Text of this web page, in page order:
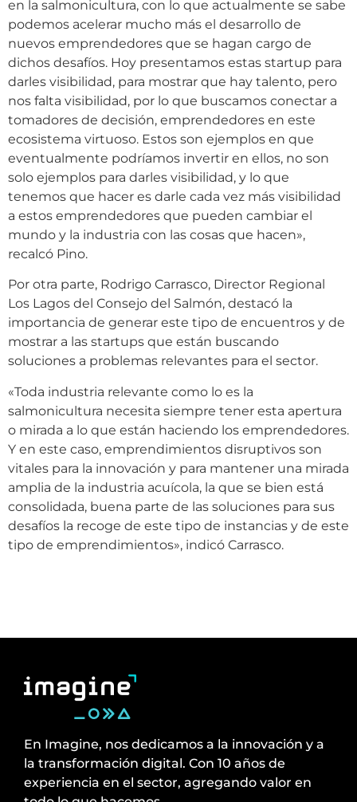
en la salmonicultura, con lo que actualmente se sabe
podemos acelerar mucho más el desarrollo de
nuevos emprendedores que se hagan cargo de
dichos desafíos. Hoy presentamos estas startup para
darles visibilidad, para mostrar que hay talento, pero
nos falta visibilidad, por lo que buscamos conectar a
tomadores de decisión, emprendedores en este
ecosistema virtuoso. Estos son ejemplos en que
eventualmente podríamos invertir en ellos, no son
solo ejemplos para darles visibilidad, y lo que
tenemos que hacer es darle cada vez más visibilidad
a estos emprendedores que pueden cambiar el
mundo y la industria con las cosas que hacen»,
recalcó Pino.
Por otra parte, Rodrigo Carrasco, Director Regional
Los Lagos del Consejo del Salmón, destacó la
importancia de generar este tipo de encuentros y de
mostrar a las startups que están buscando
soluciones a problemas relevantes para el sector.
«Toda industria relevante como lo es la
salmonicultura necesita siempre tener esta apertura
o mirada a lo que están haciendo los emprendedores.
Y en este caso, emprendimientos disruptivos son
vitales para la innovación y para mantener una mirada
amplia de la industria acuícola, la que se bien está
consolidada, buena parte de las soluciones para sus
desafíos la recoge de este tipo de instancias y de este
tipo de emprendimientos», indicó Carrasco.
En Imagine, nos dedicamos a la innovación y a
la transformación digital. Con 10 años de
experiencia en el sector, agregando valor en